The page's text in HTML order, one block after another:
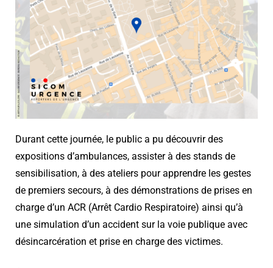
Durant cette journée, le public a pu découvrir des
expositions d’ambulances, assister à des stands de
sensibilisation, à des ateliers pour apprendre les gestes
de premiers secours, à des démonstrations de prises en
charge d’un ACR (Arrêt Cardio Respiratoire) ainsi qu’à
une simulation d’un accident sur la voie publique avec
désincarcération et prise en charge des victimes.